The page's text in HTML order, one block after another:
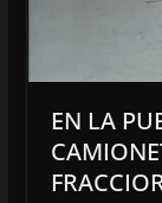
EN LA